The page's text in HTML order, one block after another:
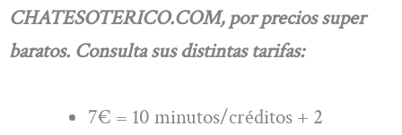
CHATESOTERICO.COM, por precios super
baratos. Consulta sus distintas tarifas:
7€ = 10 minutos/créditos + 2